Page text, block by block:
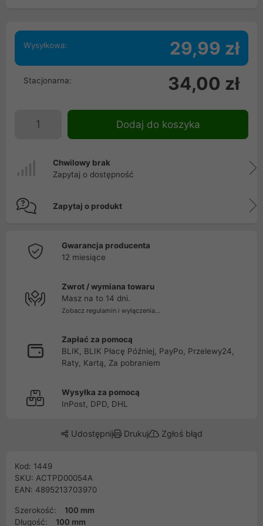
Wysyłkowa: 29,99 zł
Stacjonarna: 34,00 zł
Dodaj do koszyka
Chwilowy brak
Zapytaj o dostępność
Zapytaj o produkt
Gwarancja producenta
12 miesiące
Zwrot / wymiana towaru
Masz na to 14 dni.
Zobacz regulamin i wyłączenia...
Zapłać za pomocą
BLIK, BLIK Płacę Później, PayPo, Przelewy24,
Raty, Kartą, Za pobraniem
Wysyłka za pomocą
InPost, DPD, DHL
Udostępnij Drukuj Zgłoś błąd
Kod: 1449
SKU: ACTPD00054A
EAN: 4895213703970
Szerokość:
100 mm
Długość:
100 mm